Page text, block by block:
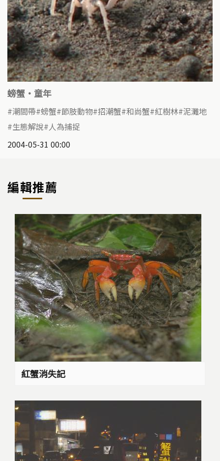
螃蟹‧童年
潮間帶 螃蟹 節肢動物 招潮蟹 和尚蟹 紅樹林 泥灘地
生態解說 人為捕捉
2004-05-31 00:00
編輯推薦
紅蟹消失記